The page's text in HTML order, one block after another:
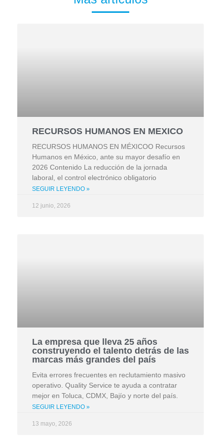
RECURSOS HUMANOS EN MEXICO
RECURSOS HUMANOS EN MÉXICOO Recursos
Humanos en México, ante su mayor desafío en
2026 Contenido La reducción de la jornada
laboral, el control electrónico obligatorio
SEGUIR LEYENDO »
12 junio, 2026
La empresa que lleva 25 años
construyendo el talento detrás de las
marcas más grandes del país
Evita errores frecuentes en reclutamiento masivo
operativo. Quality Service te ayuda a contratar
mejor en Toluca, CDMX, Bajío y norte del país.
SEGUIR LEYENDO »
13 mayo, 2026